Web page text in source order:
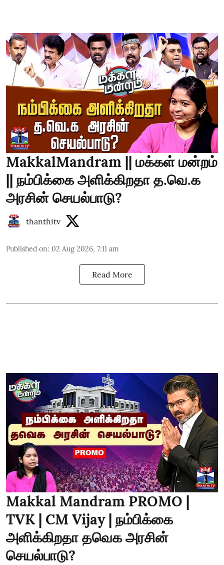
MakkalMandram || மக்கள் மன்றம்
|| நம்பிக்கை அளிக்கிறதா த.வெ.க
அரசின் செயல்பாடு?
thanthitv
Published on: 02 Aug 2026, 7:11 am
Read More
Makkal Mandram PROMO |
TVK | CM Vijay | நம்பிக்கை
அளிக்கிறதா தவெக அரசின்
செயல்பாடு?